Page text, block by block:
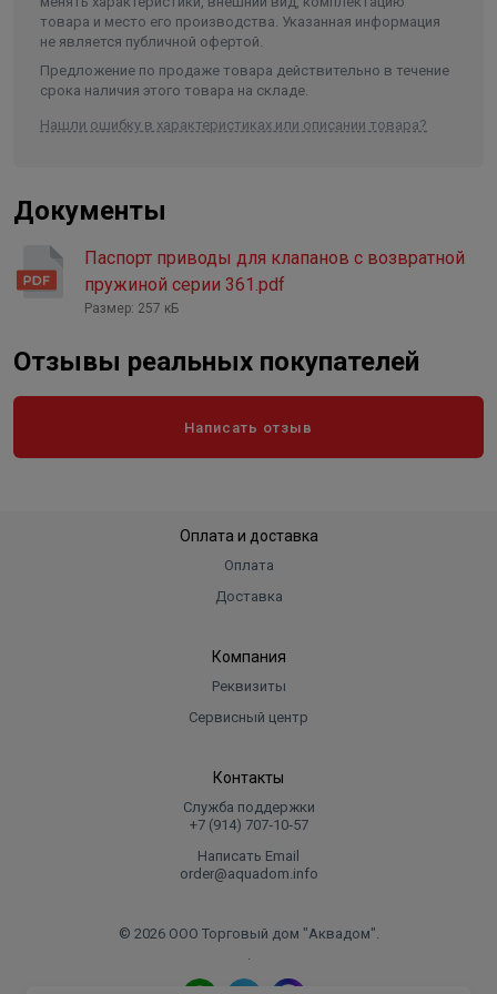
товара и место его производства. Указанная информация
не является публичной офертой.
Предложение по продаже товара действительно в течение
срока наличия этого товара на складе.
Нашли ошибку в характеристиках или описании товара?
Документы
Паспорт приводы для клапанов с возвратной
пружиной серии 361.pdf
Размер: 257 кБ
Отзывы реальных покупателей
Написать отзыв
Оплата и доставка
Оплата
Доставка
Компания
Реквизиты
Сервисный центр
Контакты
Служба поддержки
+7 (914) 707‑10‑57
Написать Email
order@aquadom.info
© 2026 ООО Торговый дом "Аквадом".
.